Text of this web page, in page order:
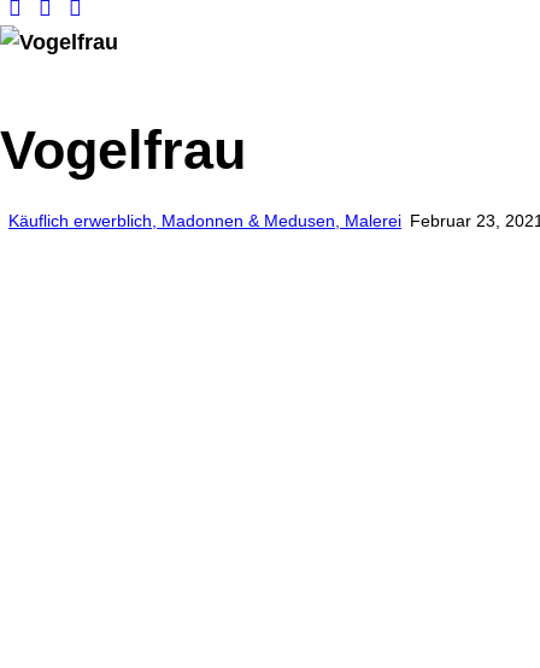
Vogelfrau
Käuflich erwerblich, Madonnen & Medusen, Malerei Februar 23,